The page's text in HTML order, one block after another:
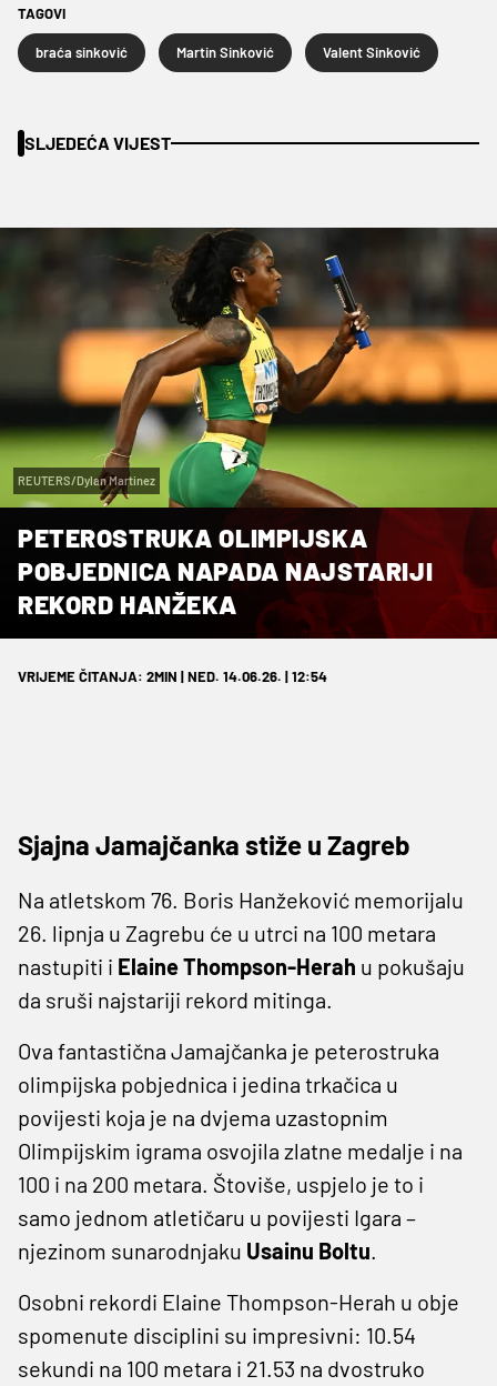
TAGOVI
braća sinković Martin Sinković Valent Sinković
SLJEDEĆA VIJEST
REUTERS/Dylan Martinez
PETEROSTRUKA OLIMPIJSKA
POBJEDNICA NAPADA NAJSTARIJI
REKORD HANŽEKA
VRIJEME ČITANJA: 2MIN | NED. 14.06.26. | 12:54
Sjajna Jamajčanka stiže u Zagreb
Na atletskom 76. Boris Hanžeković memorijalu
26. lipnja u Zagrebu će u utrci na 100 metara
nastupiti i Elaine Thompson-Herah u pokušaju
da sruši najstariji rekord mitinga.
Ova fantastična Jamajčanka je peterostruka
olimpijska pobjednica i jedina trkačica u
povijesti koja je na dvjema uzastopnim
Olimpijskim igrama osvojila zlatne medalje i na
100 i na 200 metara. Štoviše, uspjelo je to i
samo jednom atletičaru u povijesti Igara –
njezinom sunarodnjaku Usainu Boltu.
Osobni rekordi Elaine Thompson-Herah u obje
spomenute disciplini su impresivni: 10.54
sekundi na 100 metara i 21.53 na dvostruko